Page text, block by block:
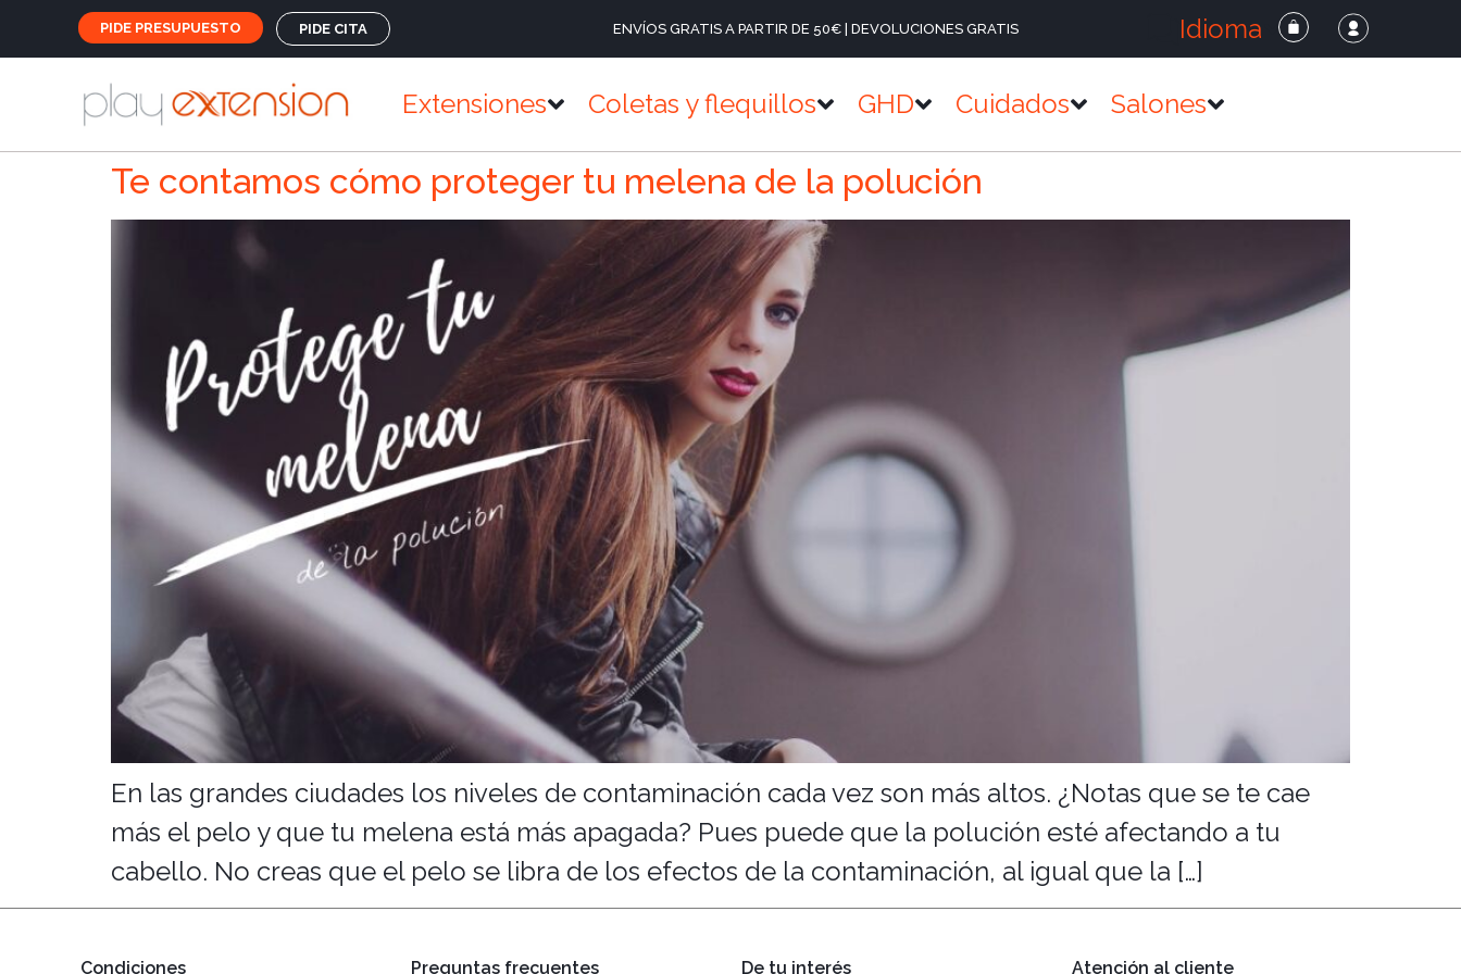
PIDE PRESUPUESTO PIDE CITA ENVÍOS GRATIS A PARTIR DE 50€ | DEVOLUCIONES GRATIS Idioma
Extensiones Coletas y flequillos GHD Cuidados Salones
Te contamos cómo proteger tu melena de la polución
En las grandes ciudades los niveles de contaminación cada vez son más altos. ¿Notas que se te cae
más el pelo y que tu melena está más apagada? Pues puede que la polución esté afectando a tu
cabello. No creas que el pelo se libra de los efectos de la contaminación, al igual que la […]
Condiciones Preguntas frecuentes De tu interés Atención al cliente